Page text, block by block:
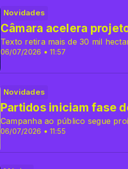
Novidades
06/07/2026 • 11:57
Câmara acelera
Texto retira mais de 30 mil
Novidades
06/07/2026 • 11:55
Partidos iniciam fase
Campanha ao público segue